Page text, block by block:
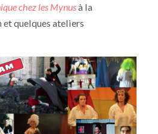
chez les Mynusà la
quelques ateliers